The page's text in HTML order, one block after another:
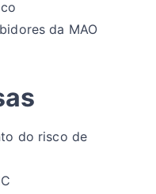
da MAO
do risco de